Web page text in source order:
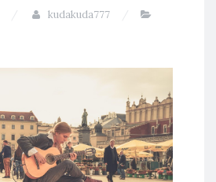
kudakuda777